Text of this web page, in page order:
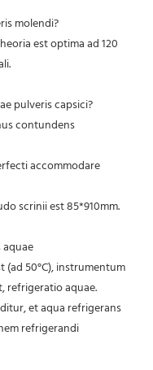
molendi?
pulveris capsici?
contundens
scrinii est 85*910mm.
refrigeratio aquae.
refrigerandi